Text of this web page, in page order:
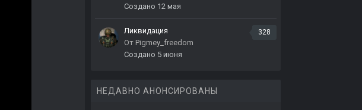
Создано 12 мая
328
Ликвидация
От Pigmey_freedom
Создано 5 июня
НЕДАВНО АНОНСИРОВАНЫ